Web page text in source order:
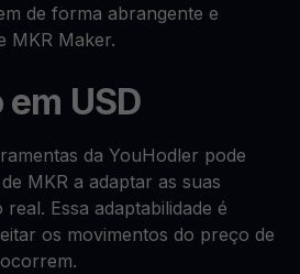
de forma abrangente e
MKR Maker.
em USD
da YouHodler pode
MKR a adaptar as suas
Essa adaptabilidade é
os movimentos do preço de